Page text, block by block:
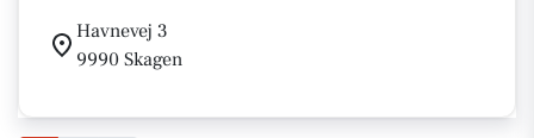
Havnevej 3
9990 Skagen